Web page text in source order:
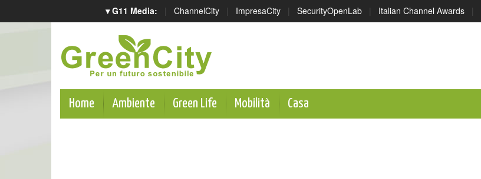
▾ G11 Media: | ChannelCity | ImpresaCity | SecurityOpenLab | Italian Channel Awards |
Home Ambiente Green Life Mobilità Casa